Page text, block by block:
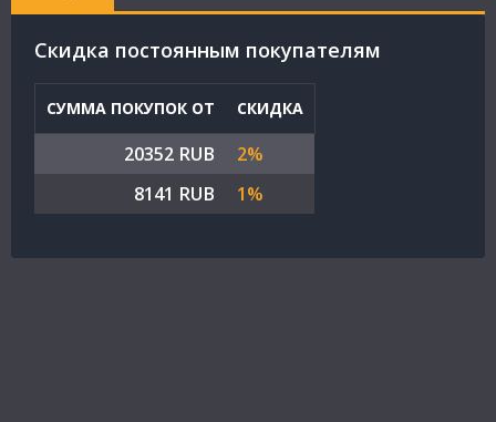
Cкидка постоянным покупателям
СУММА ПОКУПОК ОТ СКИДКА
20352 RUB
2%
8141 RUB
1%